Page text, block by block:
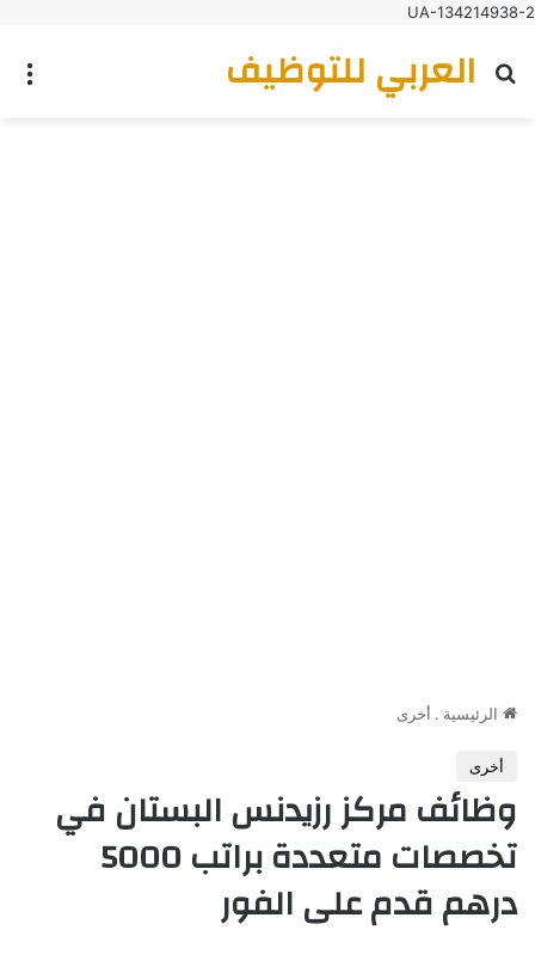
UA-134214938-2
العربي للتوظيف
بحث عن
الرئيسية . أخرى
أخرى
وظائف مركز رزيدنس البستان في
تخصصات متعددة براتب 5000
درهم قدم على الفور